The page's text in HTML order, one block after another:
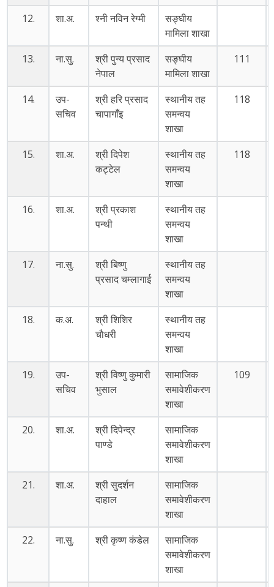
12.
शा.अ. श्नी नविन रेग्मी
सङ्घीय
मामिला शाखा
13.
ना.सु.
श्री पुन्य प्रसाद
नेपाल
सङ्घीय
मामिला शाखा
111
14.
उप-
सचिव
श्री हरि प्रसाद
चापागाँइ
स्थानीय तह
समन्वय
शाखा
118
15. शा.अ.
श्री दिपेश
कट्टेल
स्थानीय तह
समन्वय
शाखा
118
16. शा.अ.
श्री प्रकाश
पन्थी
स्थानीय तह
समन्वय
शाखा
17.
ना.सु.
श्री बिष्णु
प्रसाद चम्लागाई
स्थानीय तह
समन्वय
शाखा
18.
क.अ.
श्री शिशिर
चाैधरी
स्थानीय तह
समन्वय
शाखा
19.
उप-
सचिव
श्री विष्णु कुमारी
भुसाल
सामाजिक
समावेशीकरण
शाखा
109
20. शा.अ.
श्री दिपेन्द्र
पाण्डे
सामाजिक
समावेशीकरण
शाखा
21.
शा.अ.
श्री सुदर्शन
दाहाल
सामाजिक
समावेशीकरण
शाखा
22.
ना.सु. श्री कृष्ण कंडेल
सामाजिक
समावेशीकरण
शाखा